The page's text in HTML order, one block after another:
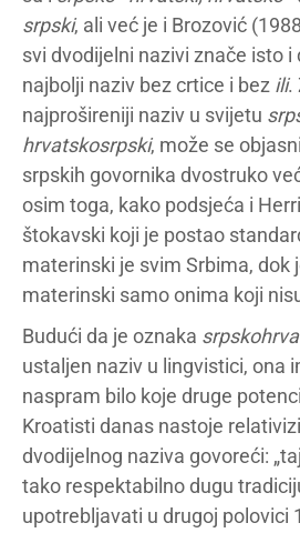
srpski, ali već je i Brozović
svi dvodijelni nazivi znače isto
najbolji naziv bez crtice i bez ili.
najprošireniji naziv u svijetu
hrvatskosrpski, može se
srpskih govornika dvostruko
osim toga, kako podsjeća i
štokavski koji je postao
materinski je svim Srbima, dok
materinski samo onima koji
Budući da je oznaka
ustaljen naziv u lingvistici, ona
naspram bilo koje druge
Kroatisti danas nastoje
dvodijelnog naziva govoreći:
tako respektabilno dugu
upotrebljavati u drugoj polovici